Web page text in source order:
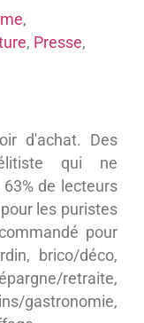
,
, Presse,
d'achat. Des
qui ne
de lecteurs
les puristes
pour
brico/déco,
retraite,